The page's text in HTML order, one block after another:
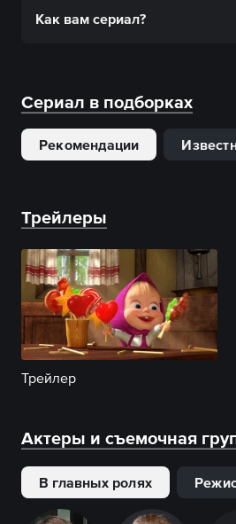
Как вам сериал?
Сериал в подборках
Рекомендации
Трейлеры
Трейлер
Актеры и съемочная
В главных ролях